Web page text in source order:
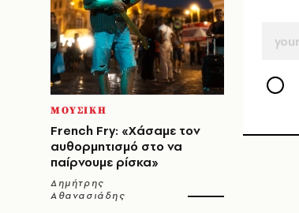
ΜΟΥΣΙΚΗ
French Fry: «Χάσαμε τον
αυθορμητισμό στο να
παίρνουμε ρίσκα»
Δημήτρης
Αθανασιάδης